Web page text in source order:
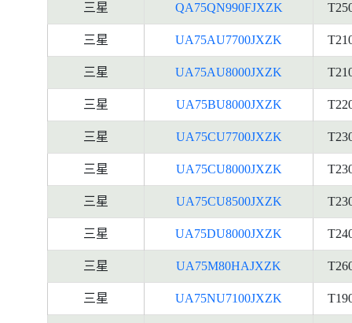
三星 QA75QN990FJXZK
三星 UA75AU7700JXZK
三星 UA75AU8000JXZK
三星 UA75BU8000JXZK
三星 UA75CU7700JXZK
三星 UA75CU8000JXZK
三星 UA75CU8500JXZK
三星 UA75DU8000JXZK
三星 UA75M80HAJXZK
三星 UA75NU7100JXZK